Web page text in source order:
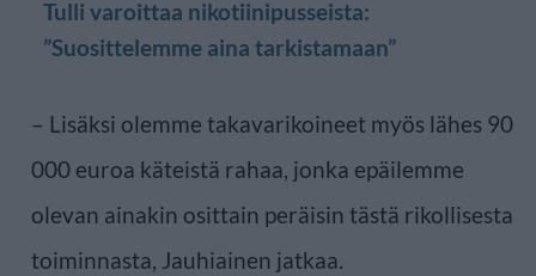
Tulli varoittaa nikotiinipusseista:
”Suosittelemme aina tarkistamaan”
– Lisäksi olemme takavarikoineet myös lähes 90
000 euroa käteistä rahaa, jonka epäilemme
olevan ainakin osittain peräisin tästä rikollisesta
toiminnasta, Jauhiainen jatkaa.